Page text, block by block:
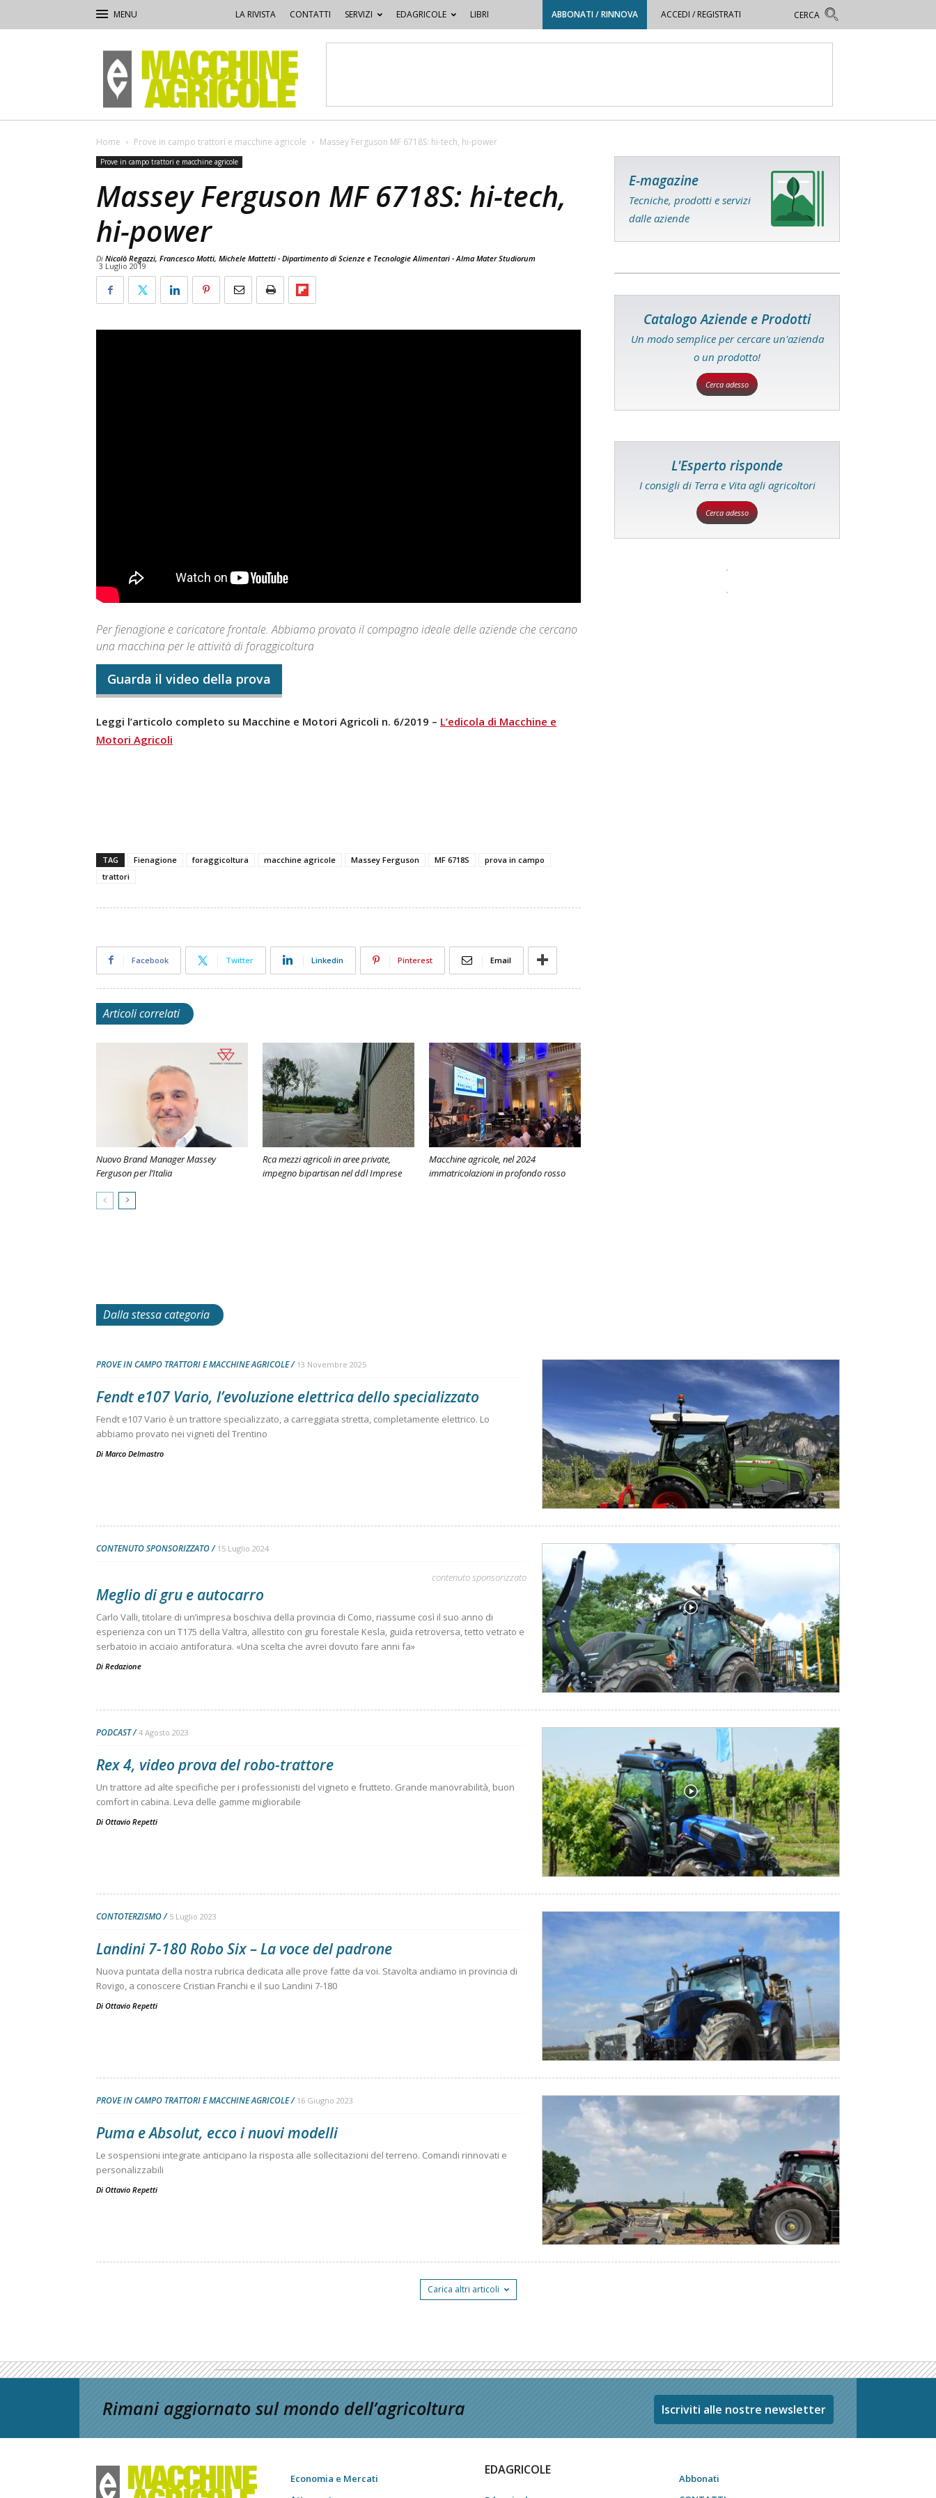
LA RIVISTA CONTATTI SERVIZI EDAGRICOLE LIBRI ABBONATI / RINNOVA ACCEDI / REGISTRATI
Macchine
Agricole
Home Prove in campo trattori e macchine agricole Massey Ferguson MF 6718S: hi-tech, hi-power
Prove in campo trattori e macchine agricole
Massey Ferguson MF 6718S: hi-tech,
hi-power
Di Nicolò Regazzi, Francesco Motti, Michele Mattetti - Dipartimento di Scienze e Tecnologie Alimentari - Alma Mater Studiorum
3 Luglio 2019
Per fienagione e caricatore frontale. Abbiamo provato il compagno ideale delle aziende che cercano
una macchina per le attività di foraggicoltura
Guarda il video della prova
Leggi l’articolo completo su Macchine e Motori Agricoli n. 6/2019 – L’edicola di Macchine e
Motori Agricoli
TAG Fienagione foraggicoltura macchine agricole Massey Ferguson MF 6718S
prova in campo
trattori
Facebook Twitter Linkedin Pinterest Email
Articoli correlati
Nuovo Brand Manager Massey
Ferguson per l’Italia
Rca mezzi agricoli in aree private,
impegno bipartisan nel ddl Imprese
Macchine agricole, nel 2024
immatricolazioni in profondo rosso
E-magazine
Tecniche, prodotti e servizi
dalle aziende
Catalogo Aziende e Prodotti
Un modo semplice per cercare un'azienda
o un prodotto!
Cerca adesso
L'Esperto risponde
I consigli di Terra e Vita agli agricoltori
Cerca adesso
Dalla stessa categoria
PROVE IN CAMPO TRATTORI E MACCHINE AGRICOLE 13 Novembre 2025
Fendt e107 Vario, l’evoluzione elettrica dello specializzato
Fendt e107 Vario è un trattore specializzato, a carreggiata stretta, completamente elettrico. Lo
abbiamo provato nei vigneti del Trentino
Di Marco Delmastro
CONTENUTO SPONSORIZZATO 15 Luglio 2024
contenuto sponsorizzato
Meglio di gru e autocarro
Carlo Valli, titolare di un’impresa boschiva della provincia di Como, riassume così il suo anno di
esperienza con un T175 della Valtra, allestito con gru forestale Kesla, guida retroversa, tetto vetrato e
serbatoio in acciaio antiforatura. «Una scelta che avrei dovuto fare anni fa»
Di Redazione
PODCAST 4 Agosto 2023
Rex 4, video prova del robo-trattore
Un trattore ad alte specifiche per i professionisti del vigneto e frutteto. Grande manovrabilità, buon
comfort in cabina. Leva delle gamme migliorabile
Di Ottavio Repetti
CONTOTERZISMO 5 Luglio 2023
Landini 7-180 Robo Six – La voce del padrone
Nuova puntata della nostra rubrica dedicata alle prove fatte da voi. Stavolta andiamo in provincia di
Rovigo, a conoscere Cristian Franchi e il suo Landini 7-180
Di Ottavio Repetti
PROVE IN CAMPO TRATTORI E MACCHINE AGRICOLE 16 Giugno 2023
Puma e Absolut, ecco i nuovi modelli
Le sospensioni integrate anticipano la risposta alle sollecitazioni del terreno. Comandi rinnovati e
personalizzabili
Di Ottavio Repetti
Carica altri articoli
Rimani aggiornato sul mondo dell’agricoltura Iscriviti alle nostre newsletter
Economia e Mercati
EDAGRICOLE
Abbonati